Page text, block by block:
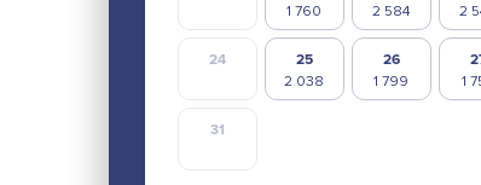
24 25 26
31